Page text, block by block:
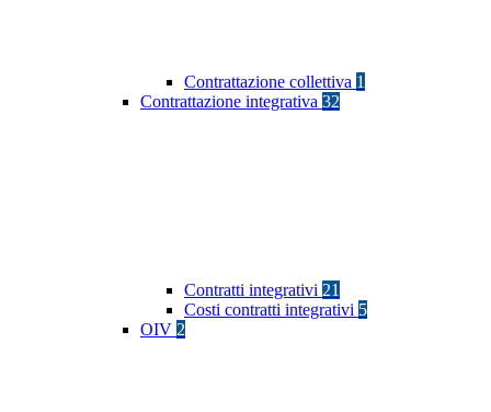
Contrattazione collettiva 1
Contrattazione integrativa 32
Contratti integrativi 21
Costi contratti integrativi 5
OIV 2